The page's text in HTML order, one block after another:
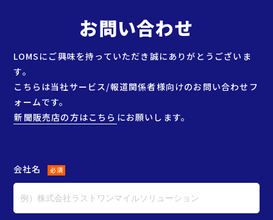
お問い合わせ
LOMSにご興味を持っていただき誠にありがとうございま
す。
こちらは当社サービス/報道関係者様向けのお問い合わせフ
ォームです。
新聞販売店の方はこちら にお願いします。
会社名 必須